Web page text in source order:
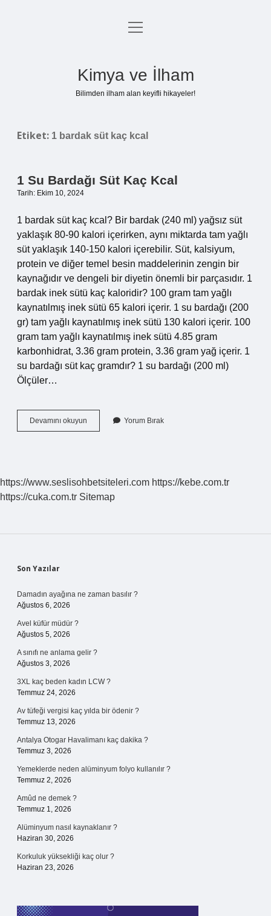
Anasayfa
menüyü
Kimya ve İlham
Bilimden ilham alan keyifli hikayeler!
Etiket: 1 bardak süt kaç kcal
1 Su Bardağı Süt Kaç Kcal
Tarih: Ekim 10, 2024
1 bardak süt kaç kcal? Bir bardak (240 ml) yağsız süt
yaklaşık 80-90 kalori içerirken, aynı miktarda tam yağlı
süt yaklaşık 140-150 kalori içerebilir. Süt, kalsiyum,
protein ve diğer temel besin maddelerinin zengin bir
kaynağıdır ve dengeli bir diyetin önemli bir parçasıdır. 1
bardak inek sütü kaç kaloridir? 100 gram tam yağlı
kaynatılmış inek sütü 65 kalori içerir. 1 su bardağı (200
gr) tam yağlı kaynatılmış inek sütü 130 kalori içerir. 100
gram tam yağlı kaynatılmış inek sütü 4.85 gram
karbonhidrat, 3.36 gram protein, 3.36 gram yağ içerir. 1
su bardağı süt kaç gramdır? 1 su bardağı (200 ml)
Ölçüler…
Devamını okuyun
Su
Yorum Bırak
https://www.seslisohbetsiteleri.com https://kebe.com.tr
https://cuka.com.tr Sitemap
Sidebar
Son Yazılar
Damadın ayağına ne zaman basılır ?
Ağustos 6, 2026
Avel küfür müdür ?
Ağustos 5, 2026
A sınıfı ne anlama gelir ?
Ağustos 3, 2026
3XL kaç beden kadın LCW ?
Temmuz 24, 2026
Av tüfeği vergisi kaç yılda bir ödenir ?
Temmuz 13, 2026
Antalya Otogar Havalimanı kaç dakika ?
Temmuz 3, 2026
Yemeklerde neden alüminyum folyo kullanılır ?
Temmuz 2, 2026
Amûd ne demek ?
Temmuz 1, 2026
Alüminyum nasıl kaynaklanır ?
Haziran 30, 2026
Korkuluk yüksekliği kaç olur ?
Haziran 23, 2026